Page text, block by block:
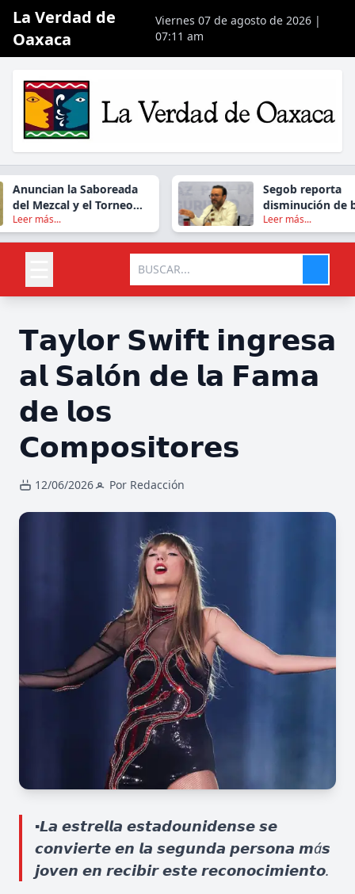
La Verdad de
Oaxaca
Viernes 07 de agosto de 2026 |
07:11 am
Anuncian la Saboreada
del Mezcal y el Torneo
Internacional del Pez
Vela en Huatulco
Leer más...
Segob reporta
disminución de
en Oaxaca
Leer más...
𝗧𝗮𝘆𝗹𝗼𝗿 𝗦𝘄𝗶𝗳𝘁 𝗶𝗻𝗴𝗿𝗲𝘀𝗮
𝗮𝗹 𝗦𝗮𝗹ó𝗻 𝗱𝗲 𝗹𝗮 𝗙𝗮𝗺𝗮
𝗱𝗲 𝗹𝗼𝘀
𝗖𝗼𝗺𝗽𝗼𝘀𝗶𝘁𝗼𝗿𝗲𝘀
12/06/2026 Por Redacción
▪️𝙇𝙖 𝙚𝙨𝙩𝙧𝙚𝙡𝙡𝙖 𝙚𝙨𝙩𝙖𝙙𝙤𝙪𝙣𝙞𝙙𝙚𝙣𝙨𝙚 𝙨𝙚
𝙘𝙤𝙣𝙫𝙞𝙚𝙧𝙩𝙚 𝙚𝙣 𝙡𝙖 𝙨𝙚𝙜𝙪𝙣𝙙𝙖 𝙥𝙚𝙧𝙨𝙤𝙣𝙖 𝙢á𝙨
𝙟𝙤𝙫𝙚𝙣 𝙚𝙣 𝙧𝙚𝙘𝙞𝙗𝙞𝙧 𝙚𝙨𝙩𝙚 𝙧𝙚𝙘𝙤𝙣𝙤𝙘𝙞𝙢𝙞𝙚𝙣𝙩𝙤.